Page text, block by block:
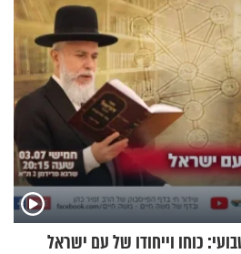
כוחו וייחודו של עם ישראל